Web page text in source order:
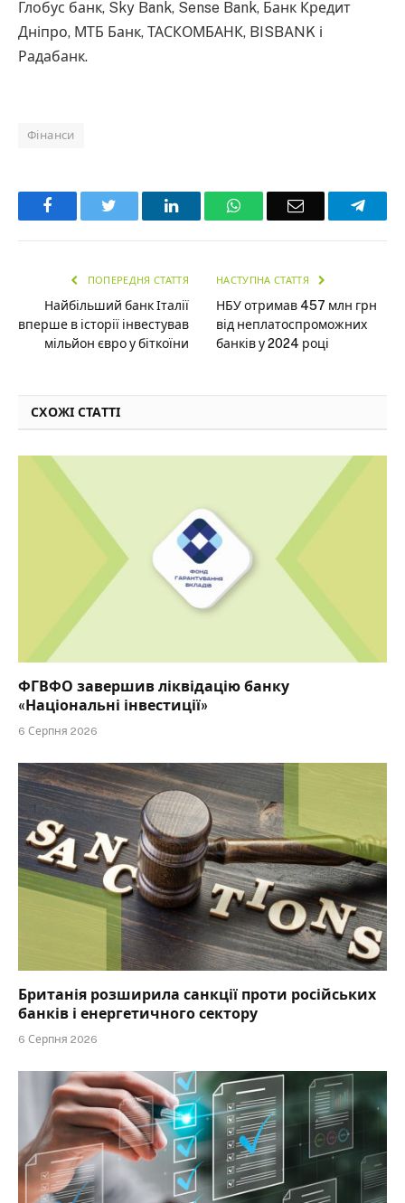
Глобус банк, Sky Bank, Sense Bank, Банк Кредит
Дніпро, МТБ Банк, ТАСКОМБАНК, BISBANK і
Радабанк.
Фінанси
Facebook LinkedInWhatsAppEmail
ПОПЕРЕДНЯ СТАТТЯ
Найбільший банк Італії
вперше в історії інвестував
мільйон євро у біткоїни
НАСТУПНА СТАТТЯ
НБУ отримав 457 млн грн
від неплатоспроможних
банків у 2024 році
СХОЖІ СТАТТІ
ФГВФО завершив ліквідацію банку
«Національні інвестиції»
6 Серпня 2026
Британія розширила санкції проти російських
банків і енергетичного сектору
6 Серпня 2026